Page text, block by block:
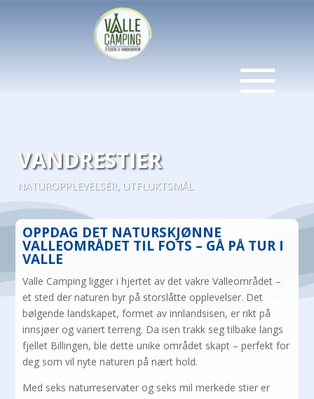
VANDRESTIER
NATUROPPLEVELSER, UTFLUKTSMÅL
OPPDAG DET NATURSKJØNNE
VALLEOMRÅDET TIL FOTS – GÅ PÅ TUR I
VALLE
Valle Camping ligger i hjertet av det vakre Valleområdet –
et sted der naturen byr på storslåtte opplevelser. Det
bølgende landskapet, formet av innlandsisen, er rikt på
innsjøer og variert terreng. Da isen trakk seg tilbake langs
fjellet Billingen, ble dette unike området skapt – perfekt for
deg som vil nyte naturen på nært hold.
Med seks naturreservater og seks mil merkede stier er